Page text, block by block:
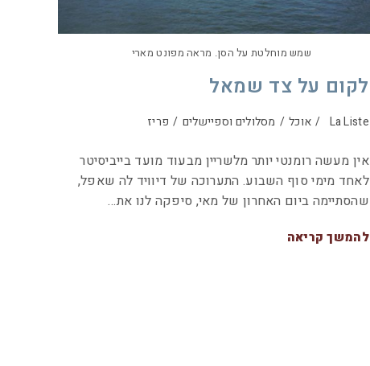
שמש מוחלטת על הסן. מראה מפונט מארי
לקום על צד שמאל
La Liste
/ אוכל / מסלולים וספיישלים / פריז
אין מעשה רומנטי יותר מלשריין מבעוד מועד בייביסיטר
לאחד מימי סוף השבוע. התערוכה של דיוויד לה שאפל,
שהסתיימה ביום האחרון של מאי, סיפקה לנו את…
להמשך קריאה